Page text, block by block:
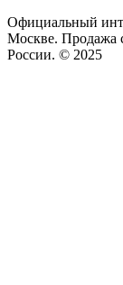
Официальный
Москве. Продажа
России. © 2025